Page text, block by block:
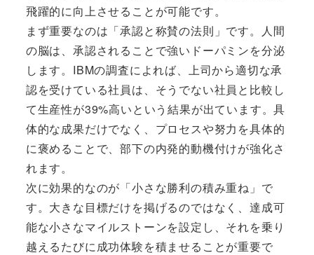
飛躍的に向上させることが可能です。
まず重要なのは「承認と称賛の法則」です。人間
の脳は、承認されることで強いドーパミンを分泌
します。IBMの調査によれば、上司から適切な承
認を受けている社員は、そうでない社員と比較し
て生産性が39%高いという結果が出ています。具
体的な成果だけでなく、プロセスや努力を具体的
に褒めることで、部下の内発的動機付けが強化さ
れます。
次に効果的なのが「小さな勝利の積み重ね」で
す。大きな目標だけを掲げるのではなく、達成可
能な小さなマイルストーンを設定し、それを乗り
越えるたびに成功体験を積ませることが重要で